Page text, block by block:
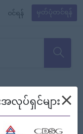
၀င်ရန် မှတ်ပုံတင်ရန်
စဉ်၍ကြည့်မည်
ပ်ရှင်များ×